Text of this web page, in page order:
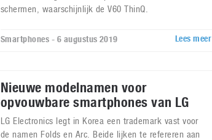
schermen, waarschijnlijk de V60 ThinQ.
Smartphones - 6 augustus 2019 Lees meer
Nieuwe modelnamen voor
opvouwbare smartphones van LG
LG Electronics legt in Korea een trademark vast voor
de namen Folds en Arc. Beide lijken te refereren aan